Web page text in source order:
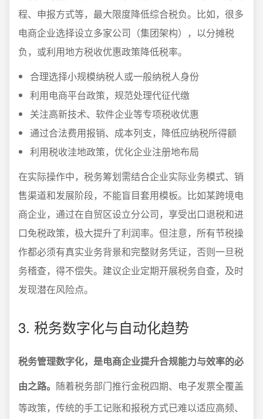
程、申报方式等，最大限度降低综合税负。比如，很多
电商企业选择设立多家公司（集团架构），以分摊税
负，或利用地方税收优惠政策降低税率。
合理选择小规模纳税人或一般纳税人身份
利用电商平台政策，规范处理代征代缴
关注高新技术、软件企业等专项税收优惠
通过合法费用报销、成本列支，降低应纳税所得额
利用税收洼地政策，优化企业注册地布局
在实际操作中，税务筹划需结合企业实际业务模式、销
售渠道和发展阶段，不能盲目套用模板。比如某跨境电
商企业，通过在自贸区设立分公司，享受出口退税和进
口免税政策，极大提升了利润率。但注意，所有节税操
作都必须有真实业务背景和完整财务凭证，否则一旦税
务稽查，得不偿失。建议企业定期开展税务自查，及时
发现潜在风险点。
3. 税务数字化与自动化趋势
税务管理数字化，是电商企业提升合规能力与效率的必
由之路。 随着税务部门推行金税四期、电子发票全覆盖
等政策，传统的手工记账和报税方式已难以适应高频、